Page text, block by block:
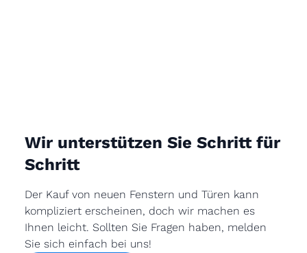
Wir unterstützen Sie Schritt für
Schritt
Der Kauf von neuen Fenstern und Türen kann
kompliziert erscheinen, doch wir machen es
Ihnen leicht. Sollten Sie Fragen haben, melden
Sie sich einfach bei uns!